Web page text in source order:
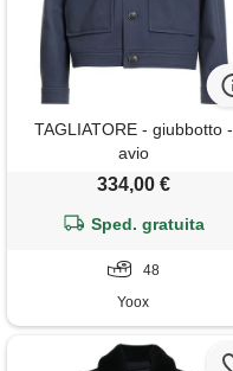
TAGLIATORE - giubbotto -
avio
334,00 €
Sped. gratuita
48
Yoox